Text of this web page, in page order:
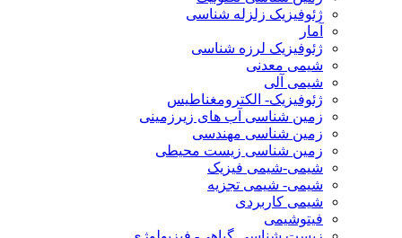
ژئوفیزیک زلزله شناسی
آمار
ژئوفیزیک لرزه شناسی
شیمی معدنی
شیمی آلی
ژئوفیزیک- الکترومغناطیس
زمین شناسی آب های زیرزمینی
زمین شناسی مهندسی
زمین شناسی زیست محیطی
شیمی-شیمی فیزیک
شیمی- شیمی تجزیه
شیمی کاربردی
فیتوشیمی